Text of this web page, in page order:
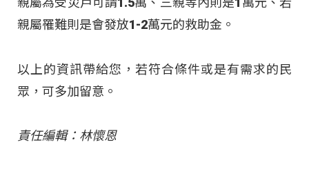
親屬罹難則是會發放1-2萬元的救助金。
以上的資訊帶給您，若符合條件或是有需求的民
眾，可多加留意。
責任編輯：林懷恩